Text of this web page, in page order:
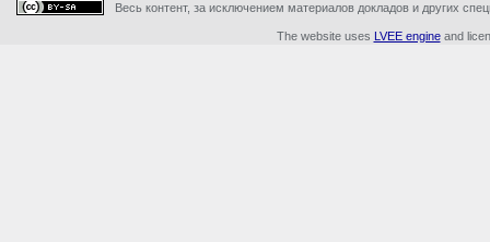
Весь контент, за исключением материалов докладов и других
The website uses LVEE engineand